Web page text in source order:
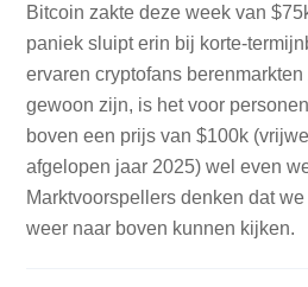
Bitcoin zakte deze week van
paniek sluipt erin bij korte-
ervaren cryptofans berenmarkten
gewoon zijn, is het voor
boven een prijs van $100k
afgelopen jaar 2025) wel even
Marktvoorspellers denken dat
weer naar boven kunnen kijken.